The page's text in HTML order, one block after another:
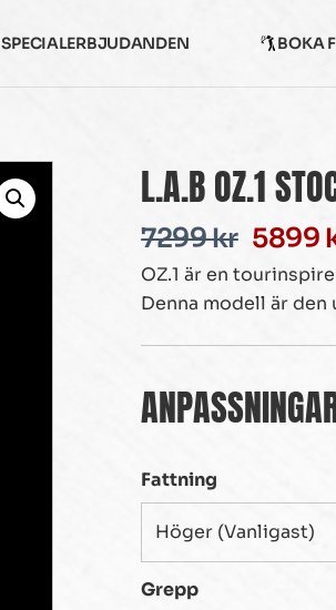
SPECIALERBJUDANDEN BOKA
L.A.B OZ.1
7299kr 5899
OZ.1 är en
Denna modell är den
Fattning
Grepp